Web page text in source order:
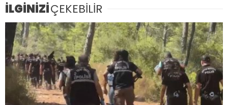
İLGİNİZİÇEKEBİLİR